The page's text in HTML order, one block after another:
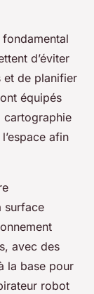
d’éviter
et de planifier
équipés
cartographie
afin
surface
avec des
la base pour
robot